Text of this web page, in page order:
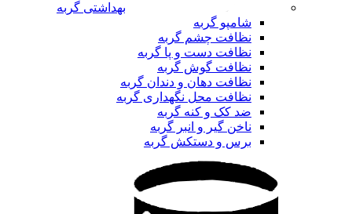
بهداشتی گربه
شامپو گربه
نظافت چشم گربه
نظافت دست و پا گربه
نظافت گوش گربه
نظافت دهان و دندان گربه
نظافت محل نگهداری گربه
ضد کک و کنه گربه
ناخن گیر و انبر گربه
برس و دستکش گربه